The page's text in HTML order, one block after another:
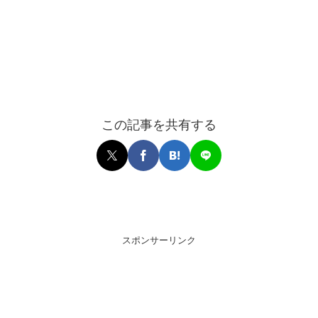
この記事を共有する
スポンサーリンク